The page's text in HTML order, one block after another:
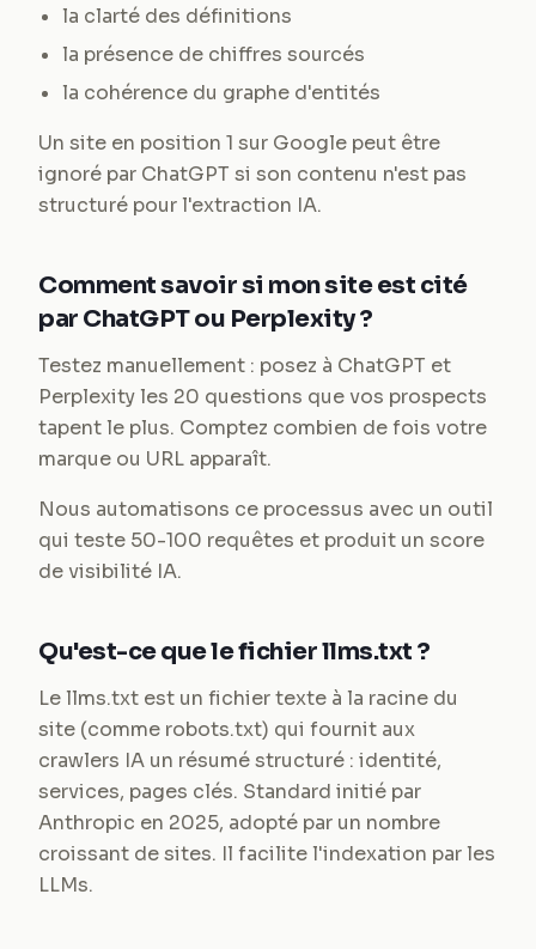
la clarté des définitions
la présence de chiffres sourcés
la cohérence du graphe d'entités
Un site en position 1 sur Google peut être
ignoré par ChatGPT si son contenu n'est pas
structuré pour l'extraction IA.
Comment savoir si mon site est cité
par ChatGPT ou Perplexity ?
Testez manuellement : posez à ChatGPT et
Perplexity les 20 questions que vos prospects
tapent le plus. Comptez combien de fois votre
marque ou URL apparaît.
Nous automatisons ce processus avec un outil
qui teste 50-100 requêtes et produit un score
de visibilité IA.
Qu'est-ce que le fichier llms.txt ?
Le llms.txt est un fichier texte à la racine du
site (comme robots.txt) qui fournit aux
crawlers IA un résumé structuré : identité,
services, pages clés. Standard initié par
Anthropic en 2025, adopté par un nombre
croissant de sites. Il facilite l'indexation par les
LLMs.